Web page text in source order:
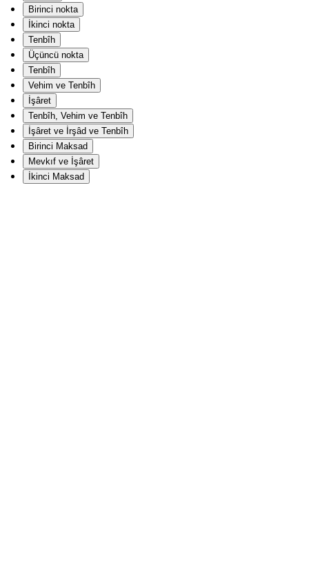
Birinci nokta
İkinci nokta
Tenbîh
Üçüncü nokta
Tenbîh
Vehim ve Tenbîh
İşâret
Tenbîh, Vehim ve Tenbîh
İşâret ve İrşâd ve Tenbîh
Birinci Maksad
Mevkıf ve İşâret
İkinci Maksad